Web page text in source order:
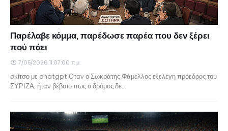
Παρέλαβε κόμμα, παρέδωσε παρέα που δεν ξέρει
πού πάει
7/05/2026 11:07:00 π.μ.
σκίτσο με chatgpt Όταν ο Σωκράτης Φάμελλος εξελέγη πρόεδρος του
ΣΥΡΙΖΑ, ήταν βέβαιο πως ο δρόμος δε…